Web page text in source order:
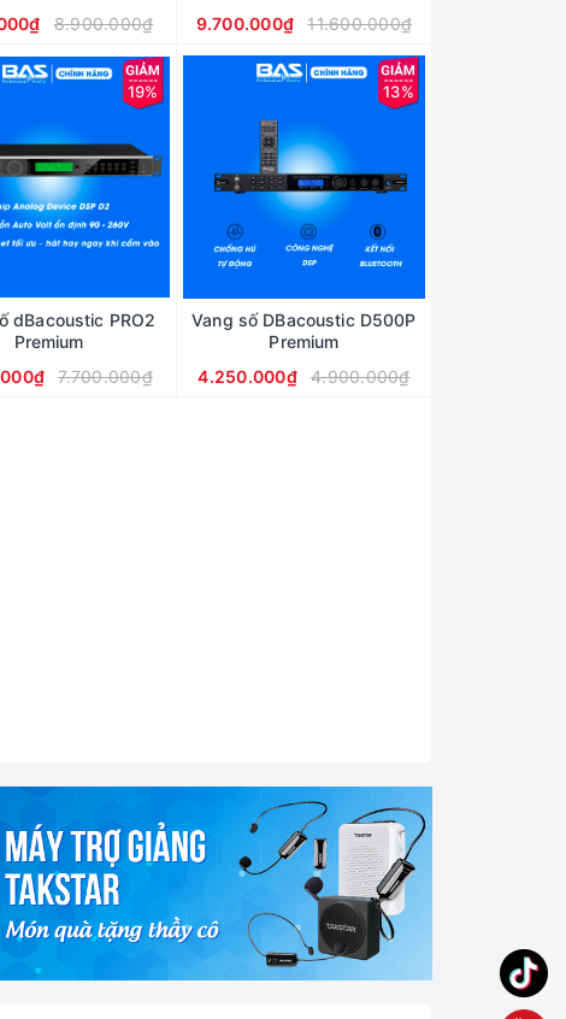
8.900.000₫
9.700.000₫
11.600.000₫
19%
dBacoustic PRO2
Premium
7.700.000₫
13%
Vang số DBacoustic D500P
Premium
4.250.000₫
4.900.000₫